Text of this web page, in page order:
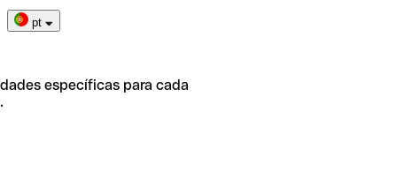
pt
específicas para cada